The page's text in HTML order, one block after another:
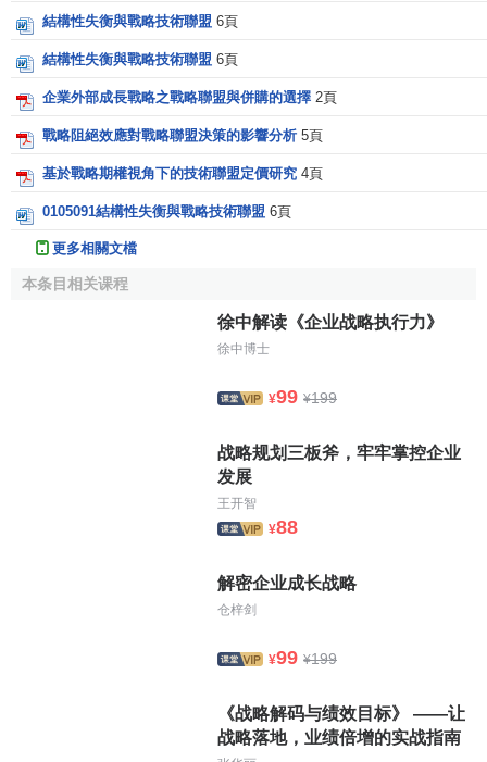
提供了很好的機會，因為只有全球的市場才能滿足它們的巨
大胃口。不過更為激烈的國際競爭也給跨國公司的經營帶來
了困難，迫使它們不得不尋找新的更為有效的競爭武器。儘
管各跨國公司在調整過程中的具體目標各不相同或各有側
重，但多數都採取了戰略聯盟作為實現戰略調整
2．科學技術的飛速發展；近五十年來科學技術的
度超過了有史以來的任何時期，而科技革命所帶來的影響也
是前所未有的，科研成果不斷地將
化，一種新產品
和經營環節。因此，無論從技術上還是以
上講，單個公司依靠自身的有限能力是無法面對當今科技
體，為著共同的戰略目標組成靈活直轄市的網路，大於各簡
長期擁有生產某種產品的全部最新技術，企業單純依靠自己
策是儘量採用外部資源並積極創造條件以實現內外資源的優
勢相長。其中一個比較典型的做法是與其它企業結成戰略聯
結構性失衡與戰略技術聯盟 6頁
結構性失衡與戰略技術聯盟 6頁
企業外部成長戰略之戰略聯盟與併購的選擇 2頁
戰略阻絕效應對戰略聯盟決策的影響分析 5頁
基於戰略期權視角下的技術聯盟定價研究 4頁
0105091結構性失衡與戰略技術聯盟 6頁
更多相關文檔
本条目相关课程
徐中解读《企业战略执行力》
徐中博士
¥99 ¥199
战略规划三板斧，牢牢掌控企业
发展
王开智
¥88
解密企业成长战略
仓梓剑
¥99 ¥199
《战略解码与绩效目标》 ——让
战略落地，业绩倍增的实战指南